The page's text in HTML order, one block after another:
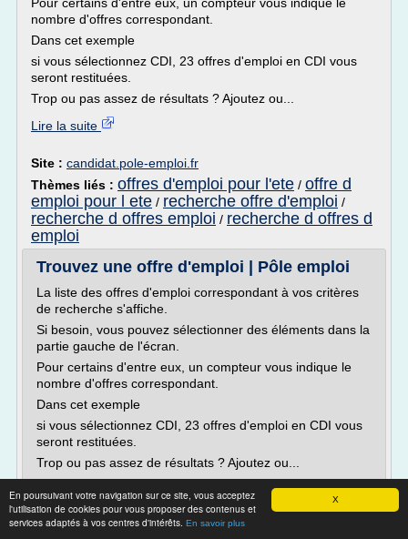
X
En poursuivant votre navigation sur ce site, vous acceptez
l'utilisation de cookies pour vous proposer des contenus et
services adaptés à vos centres d'intérêts. En savoir plus
nombre d'offres correspondant.
Dans cet exemple
si vous sélectionnez CDI, 23 offres d'emploi en CDI vous
seront restituées.
Trop ou pas assez de résultats ? Ajoutez ou...
Lire la suite
Site : candidat.pole-emploi.fr
Thèmes liés : offres d'emploi pour l'ete / offre d
emploi pour l ete / recherche offre d'emploi /
recherche d offres emploi / recherche d offres d
emploi
Trouvez une offre d'emploi | Pôle emploi
La liste des offres d'emploi correspondant à vos critères
de recherche s'affiche.
Si besoin, vous pouvez sélectionner des éléments dans la
partie gauche de l'écran.
Pour certains d'entre eux, un compteur vous indique le
nombre d'offres correspondant.
Dans cet exemple
si vous sélectionnez CDI, 23 offres d'emploi en CDI vous
seront restituées.
Trop ou pas assez de résultats ? Ajoutez ou...
Lire la suite
Site :http://offre.pole-emploi.fr